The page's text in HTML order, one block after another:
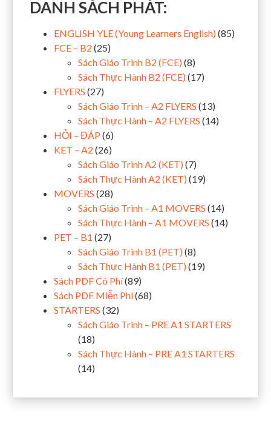
DANH SÁCH PHÁT:
ENGLISH YLE (Young Learners English) (85)
FCE – B2 (25)
Sách Giáo Trình B2 (FCE) (8)
Sách Thực Hành B2 (FCE) (17)
FLYERS (27)
Sách Giáo Trình – A2 FLYERS (13)
Sách Thực Hành – A2 FLYERS (14)
HỎI – ĐÁP (6)
KET – A2 (26)
Sách Giáo Trình A2 (KET) (7)
Sách Thực Hành A2 (KET) (19)
MOVERS (28)
Sách Giáo Trình – A1 MOVERS (14)
Sách Thực Hành – A1 MOVERS (14)
PET – B1 (27)
Sách Giáo Trình B1 (PET) (8)
Sách Thực Hành B1 (PET) (19)
Sách PDF Có Phí(89)
Sách PDF Miễn Phí(68)
STARTERS (32)
Sách Giáo Trình – PRE A1 STARTERS
(18)
Sách Thực Hành – PRE A1 STARTERS
(14)